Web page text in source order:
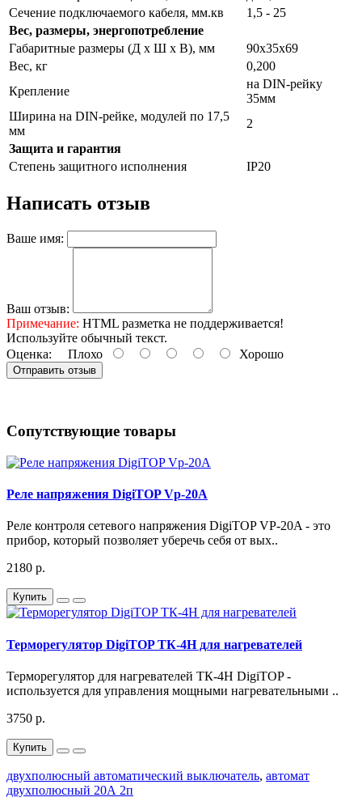
Сечение подключаемого кабеля, мм.кв
1,5 - 25
Вес, размеры, энергопотребление
Габаритные размеры (Д х Ш х В), мм
90х35х69
Вес, кг
0,200
Крепление
на DIN-рейку
35мм
Ширина на DIN-рейке, модулей по 17,5
мм
2
Защита и гарантия
Степень защитного исполнения
IP20
Написать отзыв
Ваше имя:
Ваш отзыв:
Примечание: HTML разметка не поддерживается!
Используйте обычный текст.
Оценка: Плохо Хорошо
Отправить отзыв
Сопутствующие товары
Реле напряжения DigiTOP Vp-20A
Реле контроля сетевого напряжения DigiTOP VP-20A - это
прибор, который позволяет уберечь себя от вых..
2180 р.
Купить
Терморегулятор DigiTOP ТК-4Н для нагревателей
Терморегулятор для нагревателей ТК-4Н DigiTOP -
используется для управления мощными нагревательными ..
3750 р.
Купить
двухполюсный автоматический выключатель, автомат
двухполюсный 20А 2п